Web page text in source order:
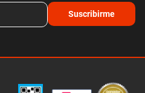
Suscribirme